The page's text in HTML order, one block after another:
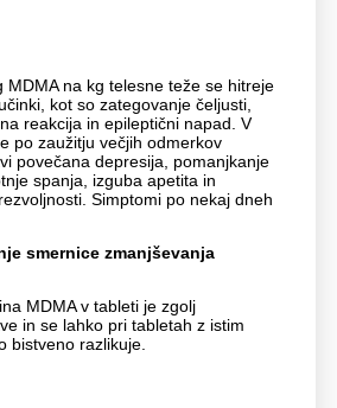
MDMA na kg telesne teže se hitreje
kot so zategovanje čeljusti,
reakcija in epileptični napad. V
po zaužitju večjih odmerkov
povečana depresija, pomanjkanje
spanja, izguba apetita in
Simptomi po nekaj dneh
smernice zmanjševanja
MDMA v tableti je zgolj
in se lahko pri tabletah z istim
bistveno razlikuje.